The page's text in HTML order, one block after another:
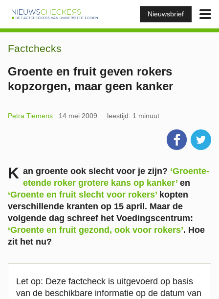
Nieuwsbrief
Factchecks
Groente en fruit geven rokers
kopzorgen, maar geen kanker
Petra Tiemens 14 mei 2009 leestijd: 1 minuut
K an groente ook slecht voor je zijn? ‘Groente-
etende roker grotere kans op kanker’ en
‘Groente en fruit slecht voor rokers’ kopten
verschillende kranten op 15 april. Maar de
volgende dag schreef het Voedingscentrum:
‘Groente en fruit gezond, ook voor rokers’. Hoe
zit het nu?
Let op: Deze factcheck is uitgevoerd op basis
van de beschikbare informatie op de datum van